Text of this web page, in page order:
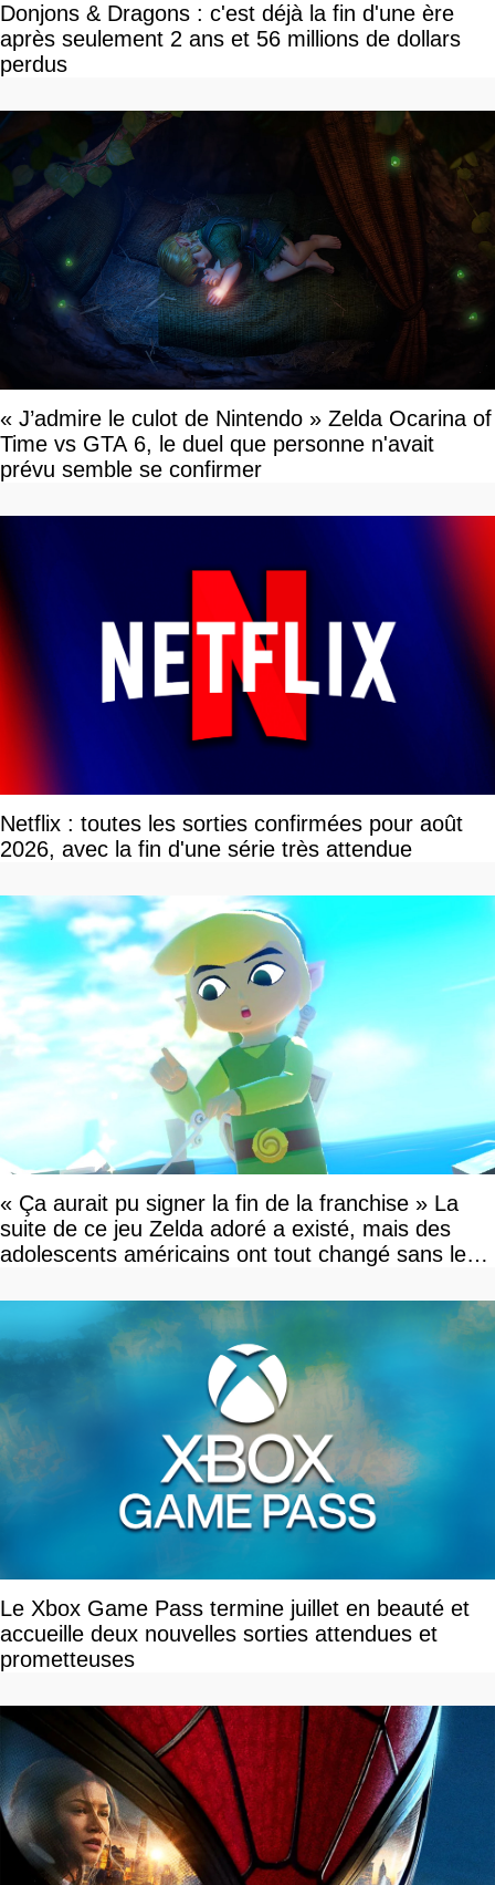
Donjons & Dragons : c'est déjà la fin d'une ère
après seulement 2 ans et 56 millions de dollars
perdus
« J’admire le culot de Nintendo » Zelda Ocarina of
Time vs GTA 6, le duel que personne n'avait
prévu semble se confirmer
Netflix : toutes les sorties confirmées pour août
2026, avec la fin d'une série très attendue
« Ça aurait pu signer la fin de la franchise » La
suite de ce jeu Zelda adoré a existé, mais des
adolescents américains ont tout changé sans le
Le Xbox Game Pass termine juillet en beauté et
accueille deux nouvelles sorties attendues et
prometteuses